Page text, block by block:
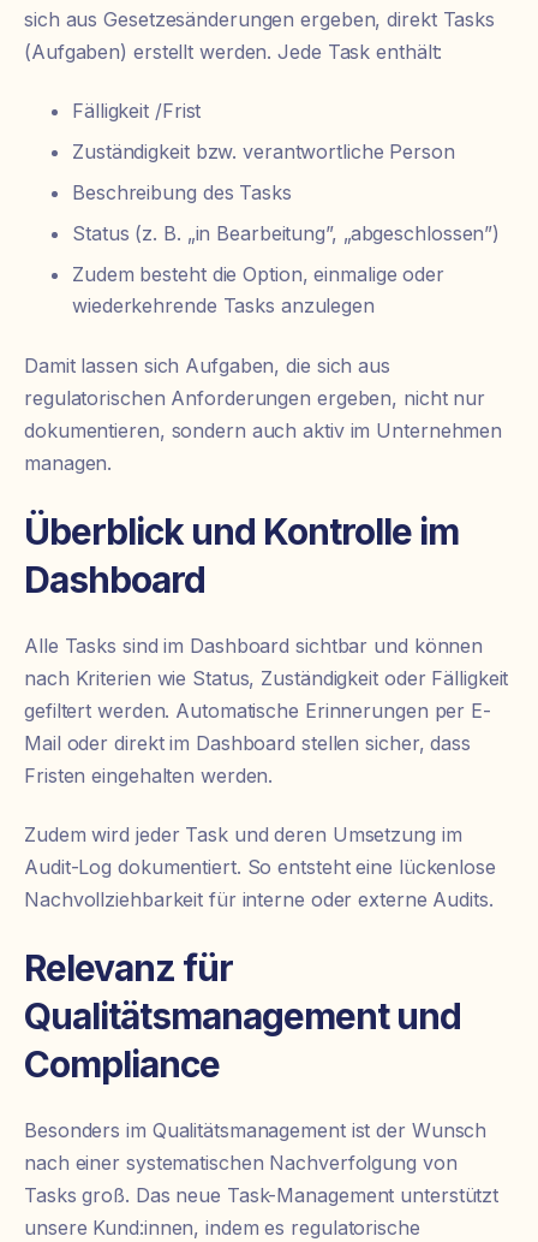
sich aus Gesetzesänderungen ergeben, direkt Tasks
(Aufgaben) erstellt werden. Jede Task enthält:
Fälligkeit /Frist
Zuständigkeit bzw. verantwortliche Person
Beschreibung des Tasks
Status (z. B. „in Bearbeitung”, „abgeschlossen”)
Zudem besteht die Option, einmalige oder
wiederkehrende Tasks anzulegen
Damit lassen sich Aufgaben, die sich aus
regulatorischen Anforderungen ergeben, nicht nur
dokumentieren, sondern auch aktiv im Unternehmen
managen.
Überblick und Kontrolle im
Dashboard
Alle Tasks sind im Dashboard sichtbar und können
nach Kriterien wie Status, Zuständigkeit oder Fälligkeit
gefiltert werden. Automatische Erinnerungen per E-
Mail oder direkt im Dashboard stellen sicher, dass
Fristen eingehalten werden.
Zudem wird jeder Task und deren Umsetzung im
Audit-Log dokumentiert. So entsteht eine lückenlose
Nachvollziehbarkeit für interne oder externe Audits.
Relevanz für
Qualitätsmanagement und
Compliance
Besonders im Qualitätsmanagement ist der Wunsch
nach einer systematischen Nachverfolgung von
Tasks groß. Das neue Task-Management unterstützt
unsere Kund:innen, indem es regulatorische